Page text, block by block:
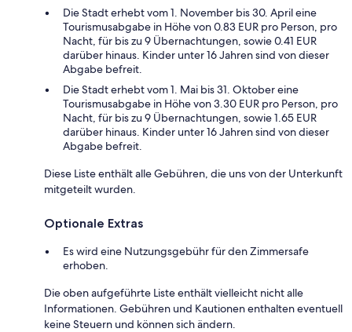
Die Stadt erhebt vom 1. November bis 30. April eine
Tourismusabgabe in Höhe von 0.83 EUR pro Person, pro
Nacht, für bis zu 9 Übernachtungen, sowie 0.41 EUR
darüber hinaus. Kinder unter 16 Jahren sind von dieser
Abgabe befreit.
Die Stadt erhebt vom 1. Mai bis 31. Oktober eine
Tourismusabgabe in Höhe von 3.30 EUR pro Person, pro
Nacht, für bis zu 9 Übernachtungen, sowie 1.65 EUR
darüber hinaus. Kinder unter 16 Jahren sind von dieser
Abgabe befreit.
Diese Liste enthält alle Gebühren, die uns von der Unterkunft
mitgeteilt wurden.
Optionale Extras
Es wird eine Nutzungsgebühr für den Zimmersafe
erhoben.
Die oben aufgeführte Liste enthält vielleicht nicht alle
Informationen. Gebühren und Kautionen enthalten eventuell
keine Steuern und können sich ändern.